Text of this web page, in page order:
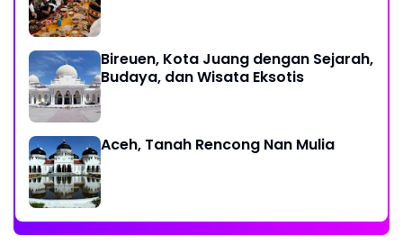
Bireuen, Kota Juang dengan Sejarah,
Budaya, dan Wisata Eksotis
Aceh, Tanah Rencong Nan Mulia